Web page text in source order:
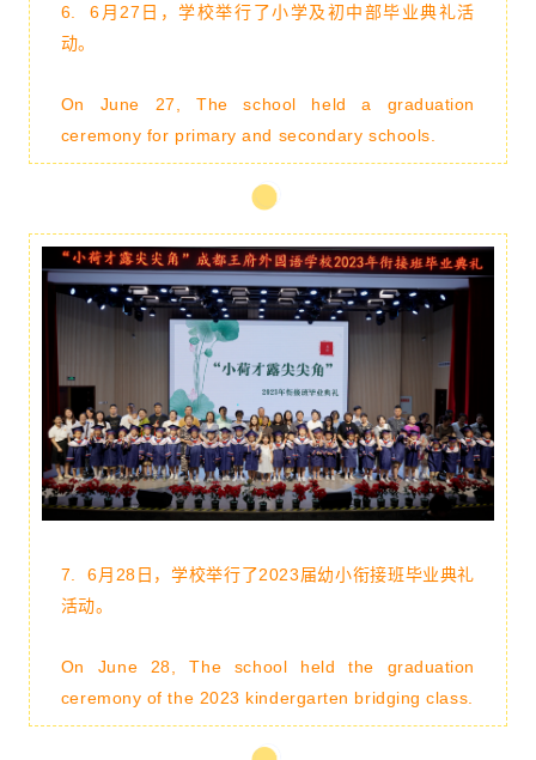
6.6月27日，学校举行了小学及初中部毕业典礼活
动。
On June 27, The school held a graduation
ceremony for primary and secondary schools.
7.6月28日，学校举行了2023届幼小衔接班毕业典礼
活动。
On June 28, The school held the graduation
ceremony of the 2023 kindergarten bridging class.